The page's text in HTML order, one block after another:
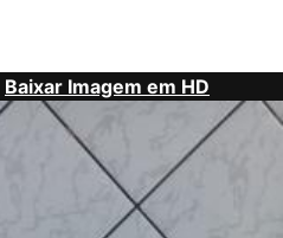
Baixar Imagem em HD